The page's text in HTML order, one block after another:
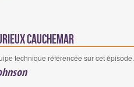
cauchemar
technique référencée sur cet épisode.